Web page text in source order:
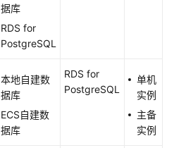
据库
RDS for
PostgreSQL
本地自建数
据库
ECS自建数
据库
RDS for
PostgreSQL
单机
实例
主备
实例